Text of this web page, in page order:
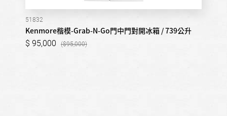
51832
Kenmore楷模-Grab-N-Go門中門對開冰箱 / 739公升
95,000 95,000